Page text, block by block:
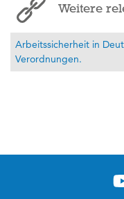
Weitere
Arbeitssicherheit in
Verordnungen.